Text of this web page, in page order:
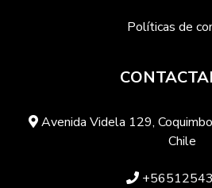
Políticas de
Avenida Videla 129,
Chile